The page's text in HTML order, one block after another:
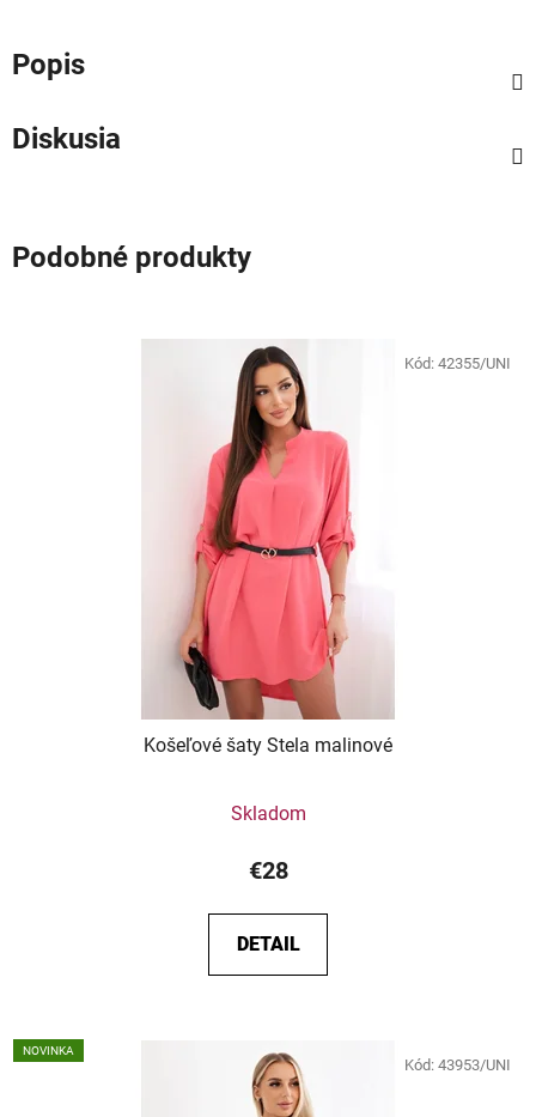
Popis
Diskusia
Podobné produkty
Košeľové šaty Stela malinové
Skladom
€28
DETAIL
Kód: 42355/UNI
NOVINKA
Kód: 43953/UNI